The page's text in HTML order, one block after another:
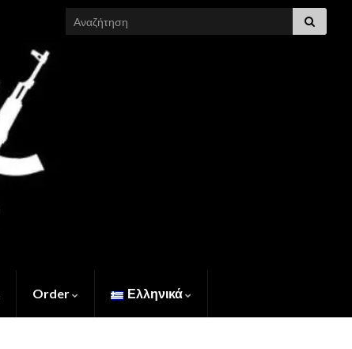
Search for:
Order Ελληνικά